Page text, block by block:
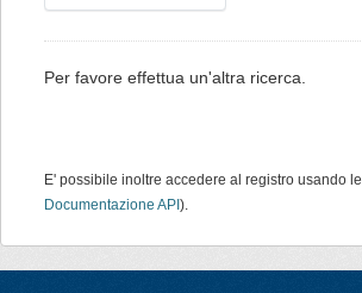
Per favore effettua un'altra ricerca.
E' possibile inoltre accedere al registro usando le
Documentazione API ).